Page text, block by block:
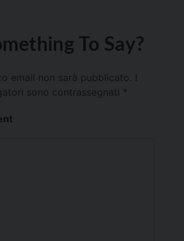
To Say?
email non sarà pubblicato.
sono contrassegnati *